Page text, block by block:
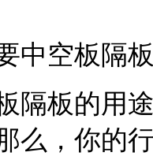
中空板隔
隔板的用
么，你的